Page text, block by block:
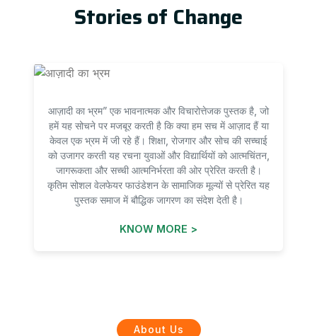
Stories of Change
आज़ादी का भ्रम” एक भावनात्मक और विचारोत्तेजक पुस्तक है, जो
हमें यह सोचने पर मजबूर करती है कि क्या हम सच में आज़ाद हैं या
केवल एक भ्रम में जी रहे हैं। शिक्षा, रोजगार और सोच की सच्चाई
को उजागर करती यह रचना युवाओं और विद्यार्थियों को आत्मचिंतन,
जागरूकता और सच्ची आत्मनिर्भरता की ओर प्रेरित करती है।
कृतिम सोशल वेलफेयर फाउंडेशन के सामाजिक मूल्यों से प्रेरित यह
पुस्तक समाज में बौद्धिक जागरण का संदेश देती है।
KNOW MORE >
About Us